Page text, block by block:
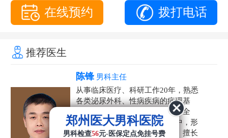
在线预约 拨打电话
推荐医生
陈锋 男科主任
从事临床医疗、科研工作20年，熟悉
各类泌尿外科、性病疾病的病理基
础，诊断治疗和临床操作，技术全
面。在男科疾病的诊断和诊疗中，形
成了一套独具特色的诊疗方案。擅长
郑州医大男科医院
男科检查56元-医保定点免挂号费